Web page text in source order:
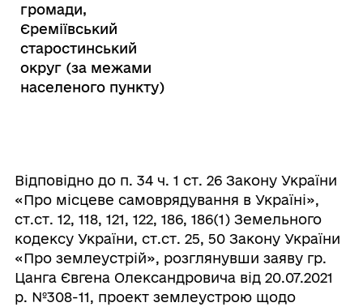
громади,
Єреміївський
старостинський
округ (за межами
населеного пункту)
Відповідно до п. 34 ч. 1 ст. 26 Закону України
«Про місцеве самоврядування в Україні»,
ст.ст. 12, 118, 121, 122, 186, 186(1) Земельного
кодексу України, ст.ст. 25, 50 Закону України
«Про землеустрій», розглянувши заяву гр.
Цанга Євгена Олександровича від 20.07.2021
р. №308-11, проект землеустрою щодо